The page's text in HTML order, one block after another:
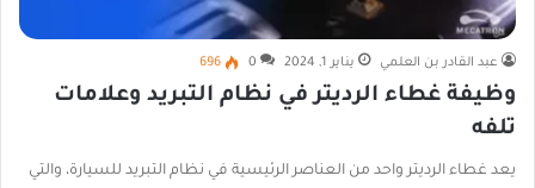
عبد القادر بن العلمي يناير 1, 2024 0
696
وظيفة غطاء الرديتر في نظام التبريد وعلامات
تلفه
يعد غطاء الرديتر واحد من العناصر الرئيسية في نظام التبريد للسيارة، والتي